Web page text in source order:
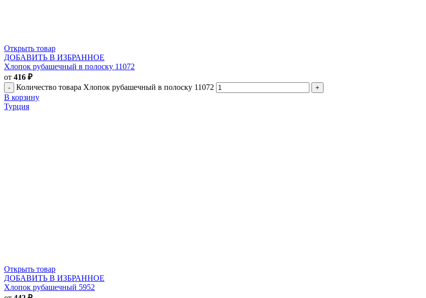
Открыть товар
ДОБАВИТЬ В ИЗБРАННОЕ
Хлопок рубашечный в полоску 11072
от 416 ₽
Количество товара Хлопок рубашечный в полоску 11072
В корзину
Турция
Открыть товар
ДОБАВИТЬ В ИЗБРАННОЕ
Хлопок рубашечный 5952